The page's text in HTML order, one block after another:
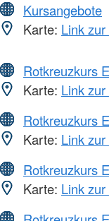
Kursangebote
Karte: Link
Rotkreuzkurs
Karte: Link
Rotkreuzkurs
Karte: Link
Rotkreuzkurs
Karte: Link